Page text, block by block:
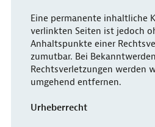
Eine permanente inhaltliche
verlinkten Seiten ist jedoch
Anhaltspunkte einer
zumutbar. Bei
Rechtsverletzungen werden
umgehend entfernen.
Urheberrecht